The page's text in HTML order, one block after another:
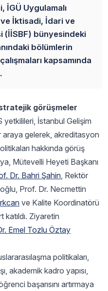
İGÜ Uygulamalı
İktisadi, İdari ve
(İİSBF) bünyesindeki
bölümlerin
kapsamında
görüşmeler
yetkilileri, İstanbul Gelişim
gelerek, akreditasyon
hakkında görüş
Mütevelli Heyeti Başkanı
Dr. Bahri Şahin, Rektör
Prof. Dr. Necmettin
ve Kalite Koordinatörü
Ziyaretin
Emel Tozlu Öztay
politikaları,
akademik kadro yapısı,
başarısını artırmaya